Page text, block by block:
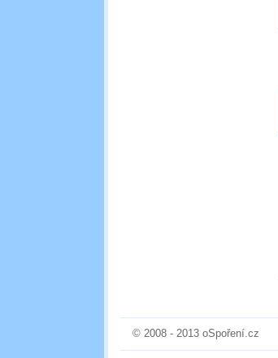
© 2008 - 2013 oSpoření.cz